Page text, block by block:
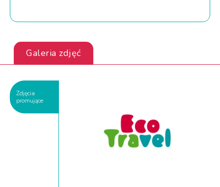
Galeria zdjęć
Zdjęcia
promujące